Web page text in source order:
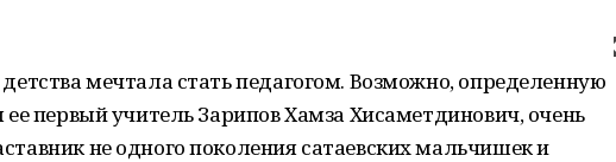
мечтала стать педагогом. Возможно, определенную
первый учитель Зарипов Хамза Хисаметдинович, очень
не одного поколения сатаевских мальчишек и